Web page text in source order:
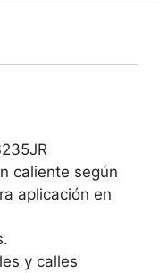
caliente según
aplicación en
y calles